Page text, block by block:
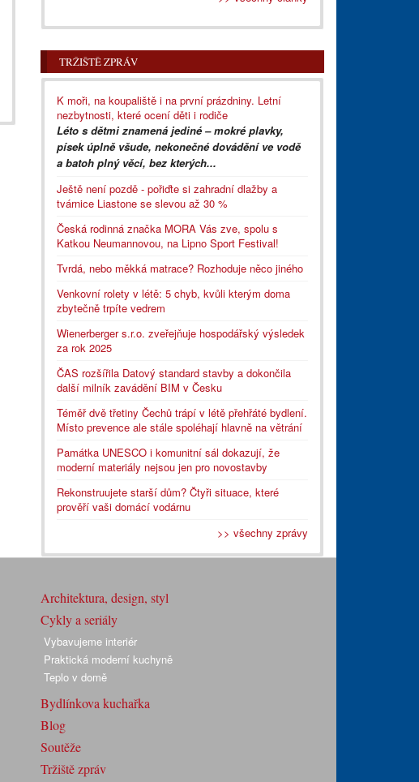
TRŽIŠTĚ ZPRÁV
K moři, na koupaliště i na první prázdniny. Letní
nezbytnosti, které ocení děti i rodiče
Léto s dětmi znamená jediné – mokré plavky,
písek úplně všude, nekonečné dovádění ve vodě
a batoh plný věcí, bez kterých...
Ještě není pozdě - pořiďte si zahradní dlažby a
tvárnice Liastone se slevou až 30 %
Česká rodinná značka MORA Vás zve, spolu s
Katkou Neumannovou, na Lipno Sport Festival!
Tvrdá, nebo měkká matrace? Rozhoduje něco jiného
Venkovní rolety v létě: 5 chyb, kvůli kterým doma
zbytečně trpíte vedrem
Wienerberger s.r.o. zveřejňuje hospodářský výsledek
za rok 2025
ČAS rozšířila Datový standard stavby a dokončila
další milník zavádění BIM v Česku
Téměř dvě třetiny Čechů trápí v létě přehřáté bydlení.
Místo prevence ale stále spoléhají hlavně na větrání
Památka UNESCO i komunitní sál dokazují, že
moderní materiály nejsou jen pro novostavby
Rekonstruujete starší dům? Čtyři situace, které
prověří vaši domácí vodárnu
>> všechny zprávy
Architektura, design, styl
Cykly a seriály
Vybavujeme interiér
Praktická moderní kuchyně
Teplo v domě
Bydlínkova kuchařka
Blog
Soutěže
Tržiště zpráv